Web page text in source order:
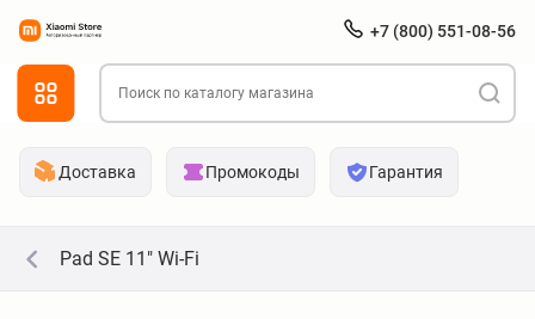
+7 (800) 551-08-56
Доставка Промокоды Гарантия
Pad SE 11" Wi-Fi